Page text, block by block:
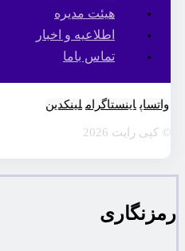
هیئت مدیره
اطلاعیه و اخبار
تماس باما
واتساپ اینستاگرام لینکدین
© کپی رایت 2026
رمزنگاری